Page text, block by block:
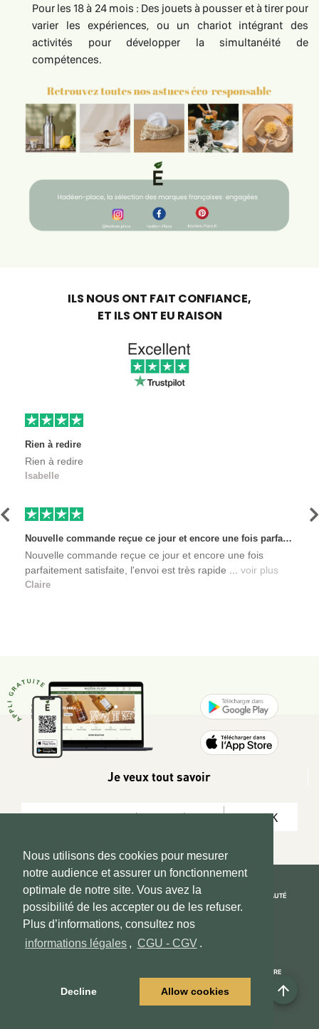
Nous utilisons des cookies pour mesurer
notre audience et assurer un fonctionnement
optimale de notre site. Vous avez la
possibilité de les accepter ou de les refuser.
Plus d’informations, consultez nos
informations légales , CGU - CGV .
Decline Allow cookies
Pour les 18 à 24 mois : Des jouets à pousser et à tirer pour
varier les expériences, ou un chariot intégrant des
activités pour développer la simultanéité de
compétences.
ILS NOUS ONT FAIT CONFIANCE,
ET ILS ONT EU RAISON
Rien à redire
Rien à redire
Isabelle
Nouvelle commande reçue ce jour et encore une fois parfaitement satisfaite, l'envoi est très rapide et les produits sont toujours conditionnés de manière personnalisés. L'avantage de commander auprès de créateurs indépendants.
Nouvelle commande reçue ce jour et encore une fois
parfaitement satisfaite, l'envoi est très rapide ... voir plus
Claire
Précédent
arrow_upward
Je veux tout savoir
OK
Based on Kate&You MarketPlace’ solution
REJOIGNEZ LA COMMUNAUTÉ
NOUS CONNAÎTRE
Informations Légales
CGU - CGV